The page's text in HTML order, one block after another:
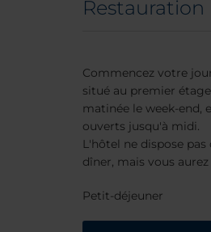
Restauration
Commencez votre
situé au premier
matinée le week-
ouverts jusqu'à midi.
L'hôtel ne dispose
dîner, mais vous
Petit-déjeuner